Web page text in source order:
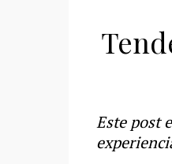
Este post